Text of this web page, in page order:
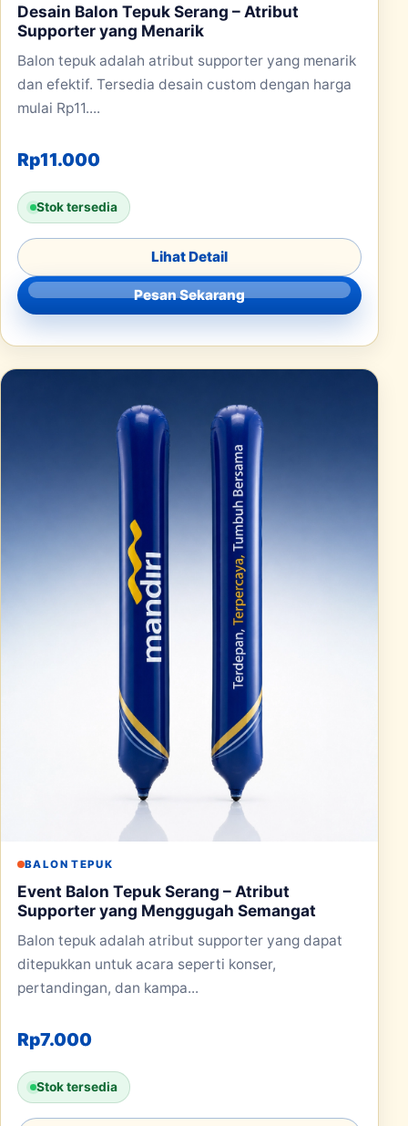
Desain Balon Tepuk Serang – Atribut
Supporter yang Menarik
Balon tepuk adalah atribut supporter yang menarik
dan efektif. Tersedia desain custom dengan harga
mulai Rp11....
Rp11.000
Stok tersedia
Lihat Detail
Pesan Sekarang
BALON TEPUK
Event Balon Tepuk Serang – Atribut
Supporter yang Menggugah Semangat
Balon tepuk adalah atribut supporter yang dapat
ditepukkan untuk acara seperti konser,
pertandingan, dan kampa...
Rp7.000
Stok tersedia